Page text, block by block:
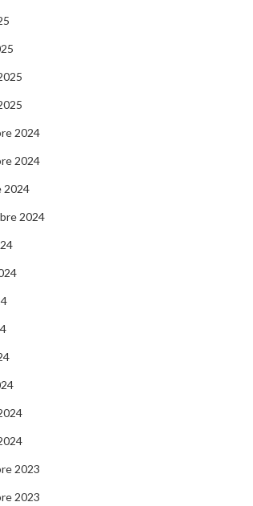
2024
2024
2024
2024
2023
2023